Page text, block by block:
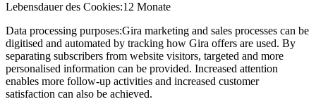
Lebensdauer des Cookies:12 Monate
Data processing purposes:Gira marketing and sales processes can be
digitised and automated by tracking how Gira offers are used. By
separating subscribers from website visitors, targeted and more
personalised information can be provided. Increased attention
enables more follow-up activities and increased customer
satisfaction can also be achieved.